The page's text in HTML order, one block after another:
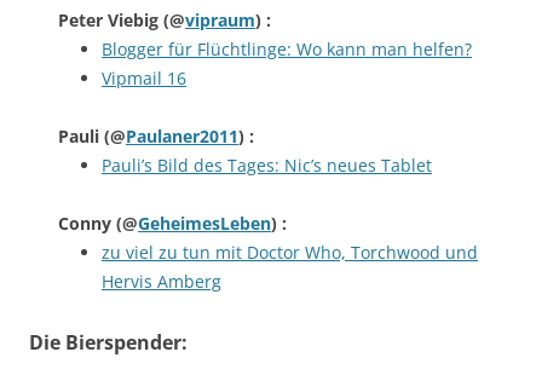
Peter Viebig (@vipraum) :
Blogger für Flüchtlinge: Wo kann man helfen?
Vipmail 16
Pauli (@Paulaner2011) :
Pauli’s Bild des Tages: Nic’s neues Tablet
Conny (@GeheimesLeben) :
zu viel zu tun mit Doctor Who, Torchwood und
Hervis Amberg
Die Bierspender: